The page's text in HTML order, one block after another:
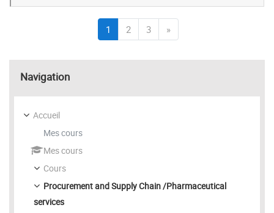
1 (actuel)
2 3 »Page suivante
Navigation
Accueil
Mes cours
Mes cours
Cours
Procurement and Supply Chain /Pharmaceutical
services